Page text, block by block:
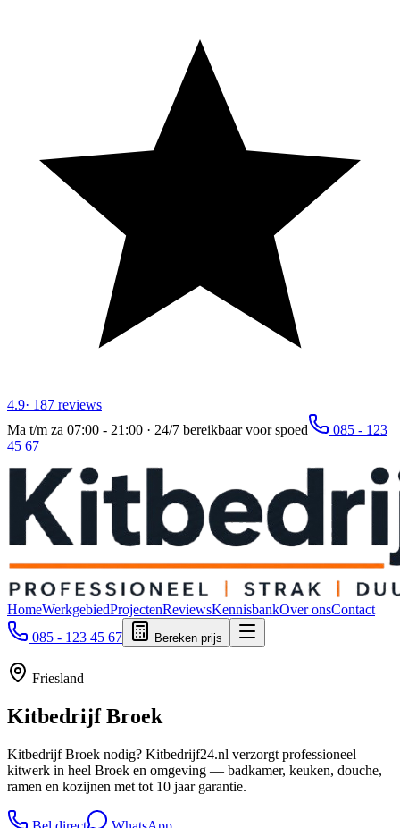
4.9· 187 reviews
Ma t/m za 07:00 - 21:00 · 24/7 bereikbaar voor spoed
085 - 123
45 67
HomeWerkgebiedProjectenReviewsKennisbankOver onsContact
085 - 123 45 67
Bereken prijs
Friesland
KitbedrijfBroek
Kitbedrijf Broek nodig? Kitbedrijf24.nl verzorgt professioneel
kitwerk in heel Broek en omgeving — badkamer, keuken, douche,
ramen en kozijnen met tot 10 jaar garantie.